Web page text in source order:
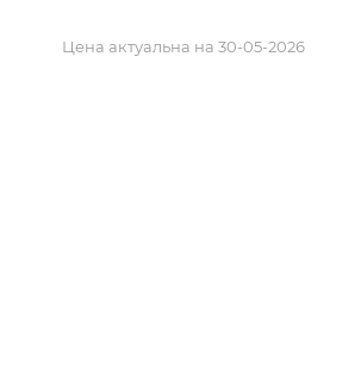
Цена актуальна на 30-05-2026